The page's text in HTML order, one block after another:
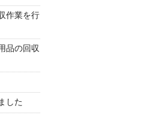
作業を行
品の回収
した